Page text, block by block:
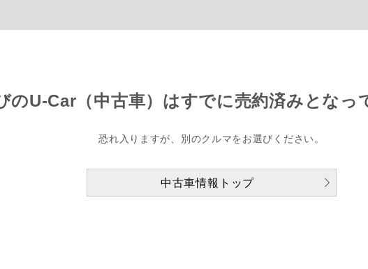
のU-Car（中古車）はすでに売約済みとなっ
恐れ入りますが、別のクルマをお選びください。
中古車情報トップ